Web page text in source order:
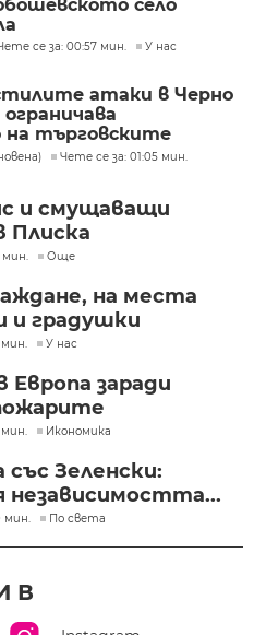
село
се за: 00:57 мин. У нас
атаки в Черно
търговските
Чете се за: 01:05 мин.
и смущаващи
Плиска
мин. Още
на места
и градушки
мин. У нас
Европа заради
мин. Икономика
Зеленски:
независимостта...
мин. По света
В